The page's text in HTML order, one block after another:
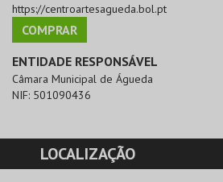
https://centroartesagueda.bol.pt
COMPRAR
ENTIDADE RESPONSÁVEL
Câmara Municipal de Águeda
NIF: 501090436
LOCALIZAÇÃO